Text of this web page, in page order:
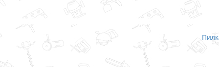
B-10 /
Пилка для лобзика Makita B-12 /
дерево
В закладки